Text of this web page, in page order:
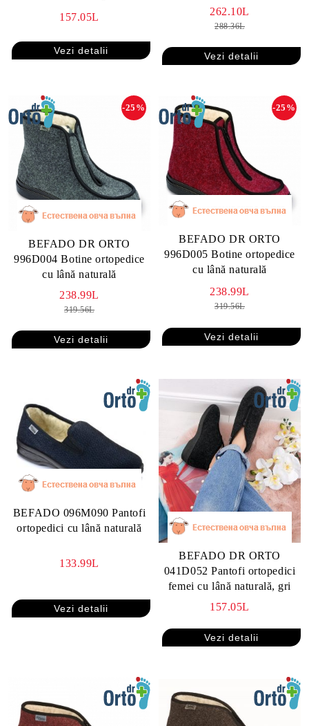
157.05L
Vezi detalii
262.10L
288.36L
Vezi detalii
BEFADO DR ORTO
996D004 Botine ortopedice
cu lână naturală
-25%
238.99L
319.56L
Vezi detalii
BEFADO DR ORTO
996D005 Botine ortopedice
cu lână naturală
-25%
238.99L
319.56L
Vezi detalii
BEFADO 096M090 Pantofi
ortopedici cu lână naturală
133.99L
Vezi detalii
BEFADO DR ORTO
041D052 Pantofi ortopedici
femei cu lână naturală, gri
157.05L
Vezi detalii